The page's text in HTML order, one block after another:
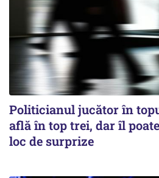
Politicianul jucător în
află în top trei, dar îl
loc de surprize